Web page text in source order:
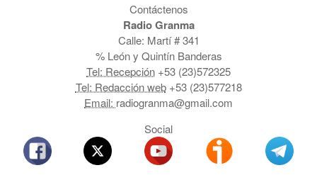
Contáctenos
Radio Granma
Calle: Martí # 341
% León y Quintín Banderas
Tel: Recepción +53 (23)572325
Tel: Redacción web+53 (23)577218
Email: radiogranma@gmail.com
Social